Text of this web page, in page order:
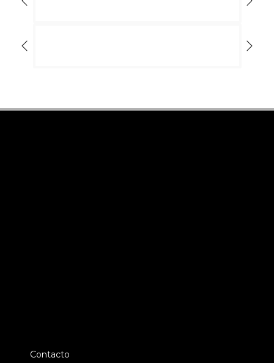
Contacto